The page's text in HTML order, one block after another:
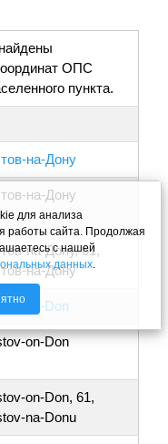
ОПС
пункта.
на-Дону
на-Дону
на-Дону, 61,
на-Дону
on-Don
on-Don
on-Don, 61,
na-Donu
для анализа
работы сайта. Продолжая
с нашей
данных